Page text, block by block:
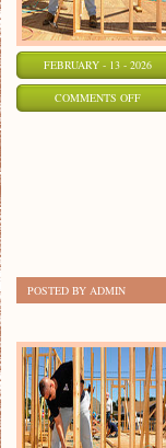
FEBRUARY - 13 - 2026
COMMENTS OFFON
POSTED BY ADMIN